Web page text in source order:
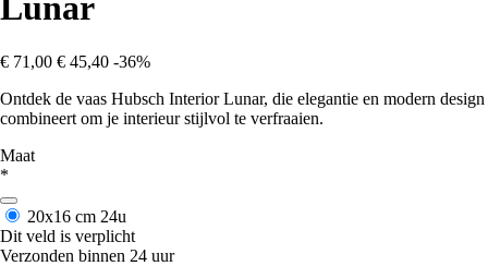
Lunar
€ 71,00 € 45,40 -36%
Ontdek de vaas Hubsch Interior Lunar, die elegantie en modern design
combineert om je interieur stijlvol te verfraaien.
Maat
*
20x16 cm 24u
Dit veld is verplicht
Verzonden binnen 24 uur